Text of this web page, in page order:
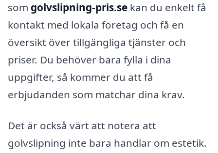
som golvslipning-pris.se kan du enkelt få
kontakt med lokala företag och få en
översikt över tillgängliga tjänster och
priser. Du behöver bara fylla i dina
uppgifter, så kommer du att få
erbjudanden som matchar dina krav.
Det är också värt att notera att
golvslipning inte bara handlar om estetik.